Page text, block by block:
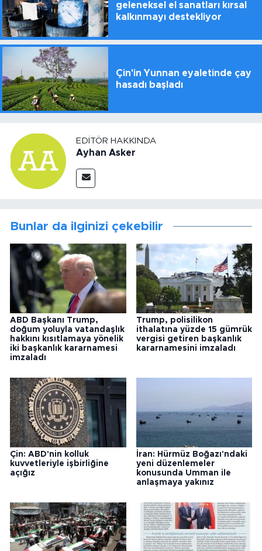
geleneksel el sanatları kırsal
kalkınmayı destekliyor
Çin'in Yunnan eyaletinde çay
hasadı başladı
EDITÖR HAKKINDA
Ayhan Asker
Bunlar da ilginizi çekebilir
ABD Başkanı Trump,
doğum yoluyla vatandaşlık
hakkını kısıtlamaya yönelik
iki başkanlık kararnamesi
imzaladı
Trump, polisilikon
ithalatına yüzde 15 gümrük
vergisi getiren başkanlık
kararnamesini imzaladı
Çin: ABD'nin kolluk
kuvvetleriyle işbirliğine
açığız
İran: Hürmüz Boğazı'ndaki
yeni düzenlemeler
konusunda Umman ile
anlaşmaya yakınız